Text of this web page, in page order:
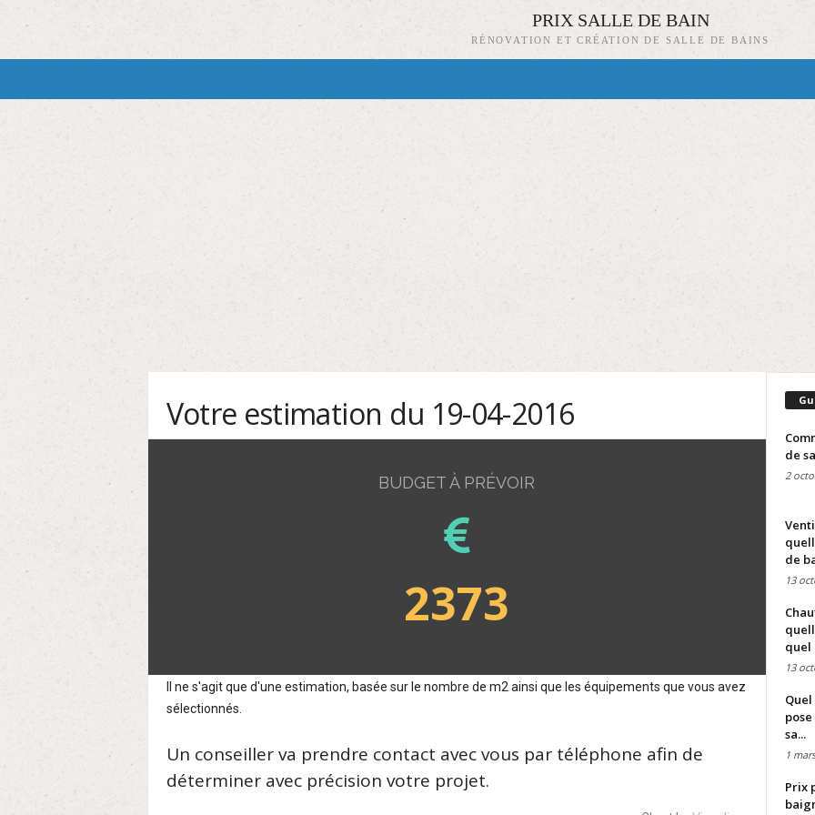
PRIX SALLE DE BAIN
RÉNOVATION ET CRÉATION DE SALLE DE BAINS
Votre estimation du 19-04-2016
BUDGET À PRÉVOIR
2373
Il ne s'agit que d'une estimation, basée sur le nombre de m2 ainsi que les équipements que vous avez
sélectionnés.
Un conseiller va prendre contact avec vous par téléphone afin de
déterminer avec précision votre projet.
de
2
de
13
quel
13
sa...
1
Prix